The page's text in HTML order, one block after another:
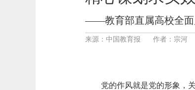
——教育部直属高校全面
来源：中国教育报 作者：宗河
党的作风就是党的形象，